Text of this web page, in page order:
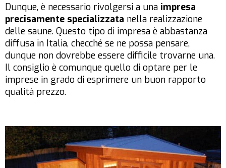
Dunque, è necessario rivolgersi a una impresa
precisamente specializzata nella realizzazione
delle saune. Questo tipo di impresa è abbastanza
diffusa in Italia, checché se ne possa pensare,
dunque non dovrebbe essere difficile trovarne una.
Il consiglio è comunque quello di optare per le
imprese in grado di esprimere un buon rapporto
qualità prezzo.